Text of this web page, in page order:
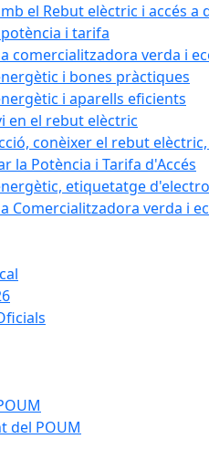
el Rebut elèctric i accés a
i tarifa
comercialitzadora verda i
i bones pràctiques
i aparells eficients
en el rebut elèctric
conèixer el rebut
la Potència i Tarifa d'Accés
etiquetatge
Comercialitzadora verda i
del POUM